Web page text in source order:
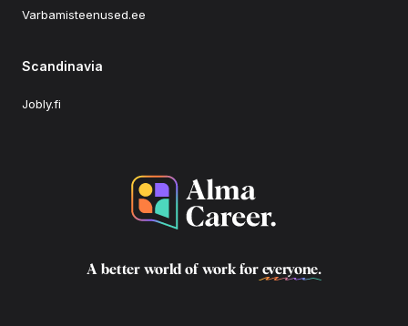
Varbamisteenused.ee
Scandinavia
Jobly.fi
A better world of work for everyone.